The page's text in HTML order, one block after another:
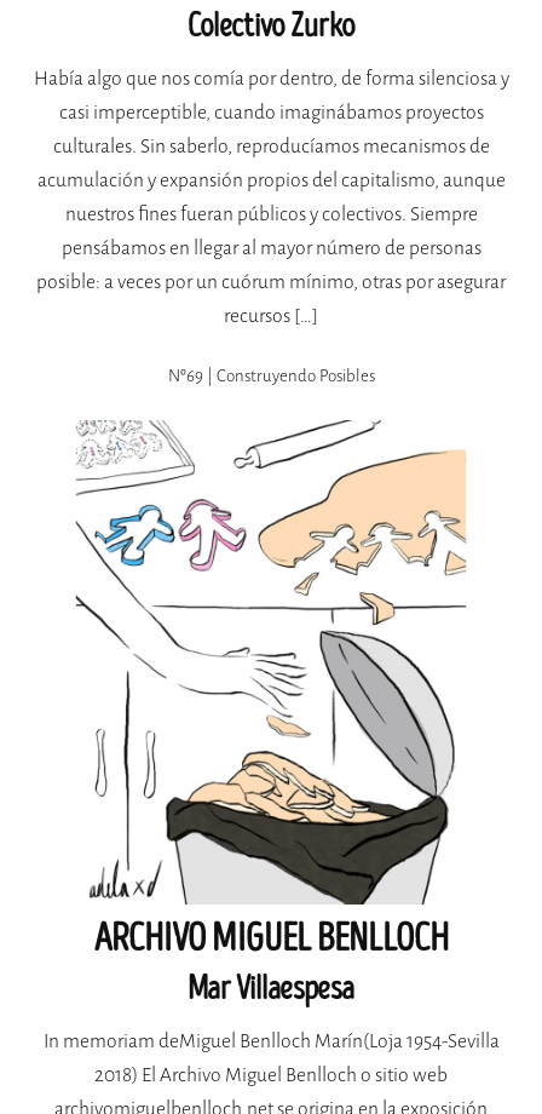
Colectivo Zurko
Había algo que nos comía por dentro, de forma silenciosa y
casi imperceptible, cuando imaginábamos proyectos
culturales. Sin saberlo, reproducíamos mecanismos de
acumulación y expansión propios del capitalismo, aunque
nuestros fines fueran públicos y colectivos. Siempre
pensábamos en llegar al mayor número de personas
posible: a veces por un cuórum mínimo, otras por asegurar
recursos […]
Nº69 | Construyendo Posibles
ARCHIVO MIGUEL BENLLOCH
Mar Villaespesa
In memoriam deMiguel Benlloch Marín(Loja 1954-Sevilla
2018) El Archivo Miguel Benlloch o sitio web
archivomiguelbenlloch.net se origina en la exposición